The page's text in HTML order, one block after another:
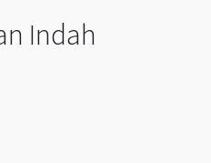
Indah